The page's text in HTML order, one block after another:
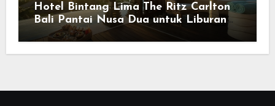
Hotel Bintang Lima The Ritz Carlton
Bali Pantai Nusa Dua untuk Liburan
Keluarga